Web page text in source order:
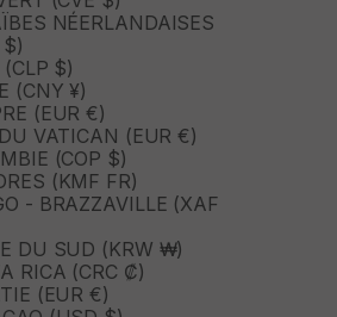
NÉERLANDAISES
$)
$)
(CNY ¥)
(EUR €)
VATICAN (EUR €)
(COP $)
(KMF FR)
- BRAZZAVILLE (XAF
DU SUD (KRW ₩)
RICA (CRC ₡)
(EUR €)